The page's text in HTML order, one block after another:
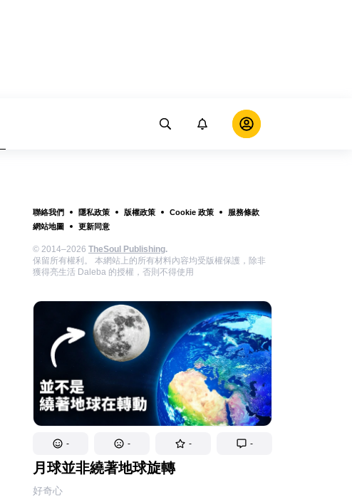
聯絡我們 隱私政策 版權政策 Cookie 政策
服務條款
網站地圖
更新同意
© 2014–2026 TheSoul Publishing.
保留所有權利。 本網站上的所有材料內容均受版權保護，除非
獲得亮生活 Daleba 的授權，否則不得使用
- - - -
月球並非繞著地球旋轉
好奇心